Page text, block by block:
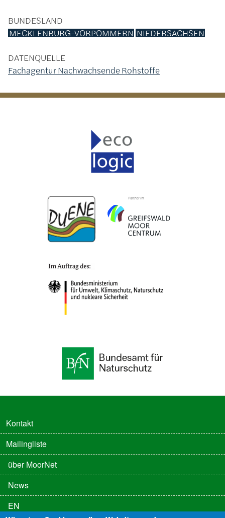
BUNDESLAND
MECKLENBURG-VORPOMMERN NIEDERSACHSEN
DATENQUELLE
Fachagentur Nachwachsende Rohstoffe
Kontakt
Mailingliste
FUSSZEILE 2
über MoorNet
News
EN